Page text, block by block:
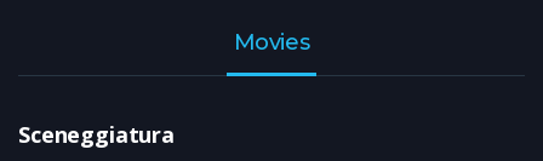
Movies
Sceneggiatura